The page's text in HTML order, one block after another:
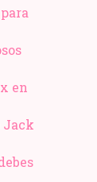
en
Jack